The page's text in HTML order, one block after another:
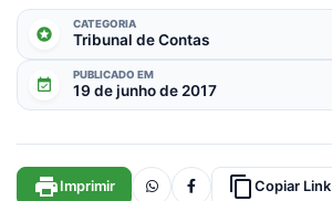
stars
CATEGORIA
Tribunal de Contas
event_available
PUBLICADO EM
19 de junho de 2017
print Imprimir content_copy Copiar Link